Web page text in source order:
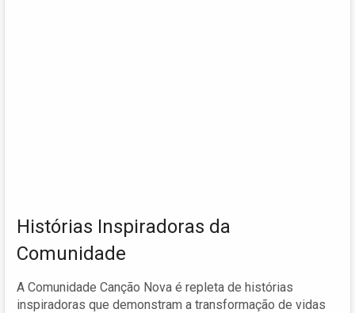
Histórias Inspiradoras da
Comunidade
A Comunidade Canção Nova é repleta de histórias
inspiradoras que demonstram a transformação de vidas